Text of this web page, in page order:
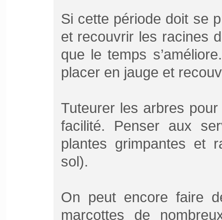
Si cette période doit se
et recouvrir les racines
que le temps
placer en jauge et
Tuteurer les arbres pour
facilité. Penser aux
plantes grimpantes et
sol).
On peut encore faire
marcottes de